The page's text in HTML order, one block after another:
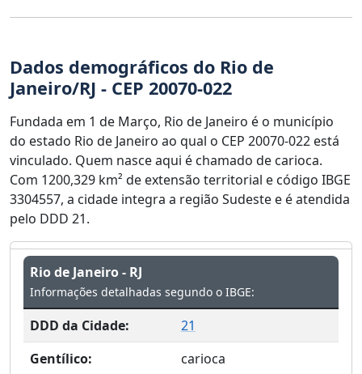
Dados demográficos do Rio de
Janeiro/RJ - CEP 20070-022
Fundada em 1 de Março, Rio de Janeiro é o município
do estado Rio de Janeiro ao qual o CEP 20070-022 está
vinculado. Quem nasce aqui é chamado de carioca.
Com 1200,329 km² de extensão territorial e código IBGE
3304557, a cidade integra a região Sudeste e é atendida
pelo DDD 21.
Rio de Janeiro - RJ
Informações detalhadas segundo o IBGE:
DDD da Cidade:
21
Gentílico:
carioca